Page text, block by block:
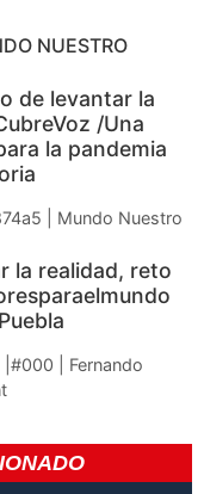
NUESTRO
de levantar la
/Una
la pandemia
| Mundo Nuestro
la realidad, reto
| Fernando